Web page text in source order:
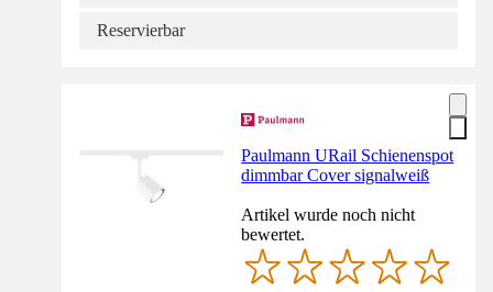
Reservierbar
Paulmann URail Schienenspot
dimmbar Cover signalweiß
Artikel wurde noch nicht
bewertet.